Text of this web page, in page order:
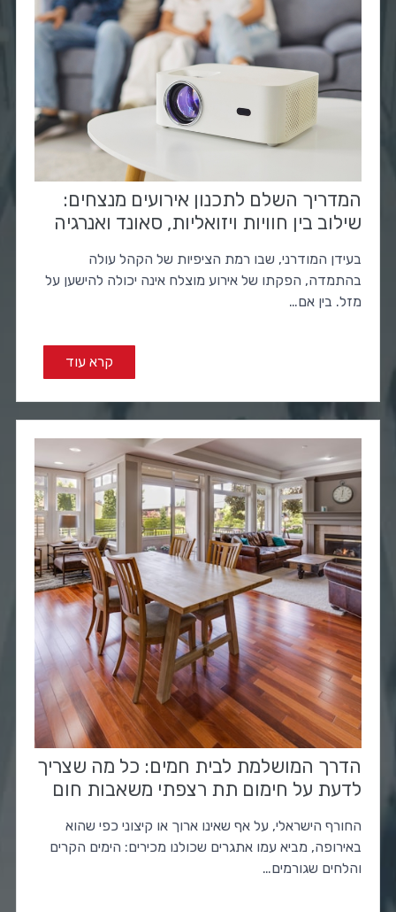
המדריך השלם לתכנון אירועים מנצחים:
שילוב בין חוויות ויזואליות, סאונד ואנרגיה
בעידן המודרני, שבו רמת הציפיות של הקהל עולה
בהתמדה, הפקתו של אירוע מוצלח אינה יכולה להישען על
מזל. בין אם…
קרא עוד
הדרך המושלמת לבית חמים: כל מה שצריך
לדעת על חימום תת רצפתי משאבות חום
החורף הישראלי, על אף שאינו ארוך או קיצוני כפי שהוא
באירופה, מביא עמו אתגרים שכולנו מכירים: הימים הקרים
והלחים שגורמים…